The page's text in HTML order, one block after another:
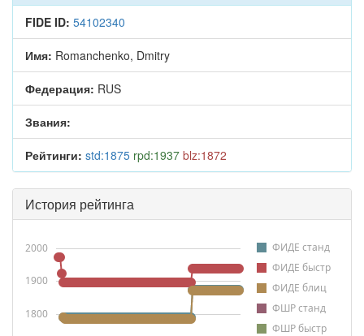
FIDE ID: 54102340
Имя: Romanchenko, Dmitry
Федерация: RUS
Звания:
Рейтинги: std:1875 rpd:1937 blz:1872
История рейтинга
ФИДЕ станд
ФИДЕ быстр
ФИДЕ блиц
ФШР станд
ФШР быстр
1800
1900
2000